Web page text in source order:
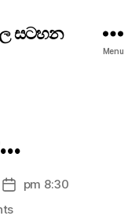
සටහන
Menu
Postpm 8:30
on